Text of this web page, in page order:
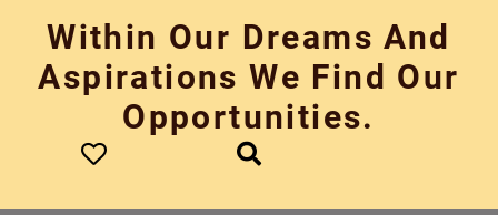
content
Within Our Dreams And
Aspirations We Find Our
Opportunities.